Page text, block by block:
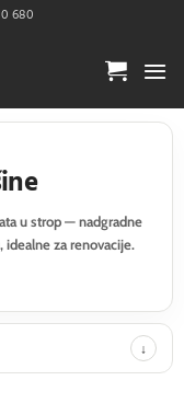
680
u strop — nadgradne
za renovacije.